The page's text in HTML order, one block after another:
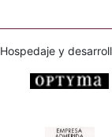
Hospedaje y